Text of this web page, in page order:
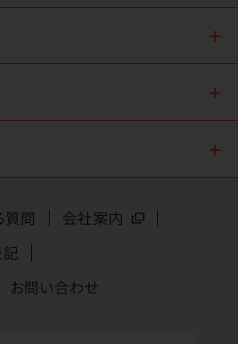
質問
会社案内
お問い合わせ